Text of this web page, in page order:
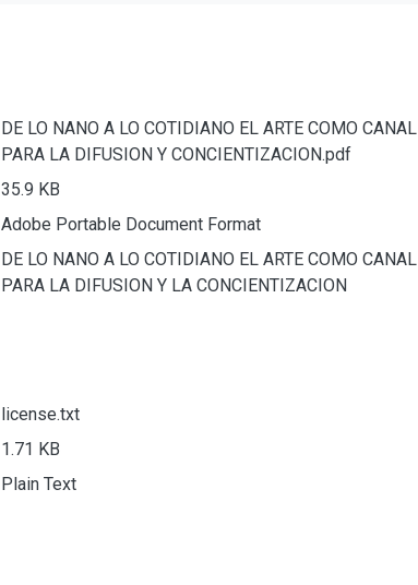
DE LO NANO A LO COTIDIANO EL ARTE COMO CANAL
PARA LA DIFUSION Y CONCIENTIZACION.pdf
35.9 KB
Adobe Portable Document Format
DE LO NANO A LO COTIDIANO EL ARTE COMO CANAL
PARA LA DIFUSION Y LA CONCIENTIZACION
license.txt
1.71 KB
Plain Text